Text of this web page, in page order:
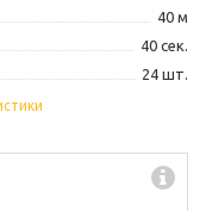
40 м
40 сек.
24 шт.